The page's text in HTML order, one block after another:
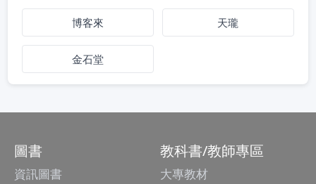
博客來 天瓏
金石堂
圖書
資訊圖書
教科書/教師專區
大專教材